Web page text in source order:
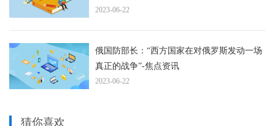
2023-06-22
俄国防部长：“西方国家在对俄罗斯发动一场
真正的战争”-焦点资讯
2023-06-22
猜你喜欢